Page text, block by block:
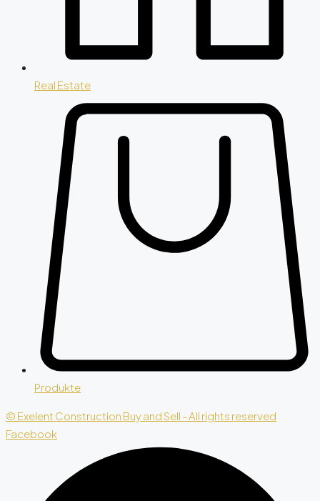
Real Estate
Produkte
© Exelent Construction Buy and Sell - All rights reserved
Facebook